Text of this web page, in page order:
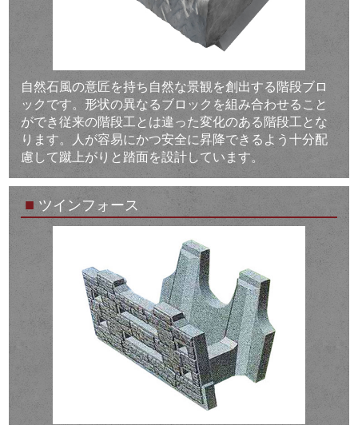
自然石風の意匠を持ち自然な景観を創出する階段ブロ
ックです。形状の異なるブロックを組み合わせること
ができ従来の階段工とは違った変化のある階段工とな
ります。人が容易にかつ安全に昇降できるよう十分配
慮して蹴上がりと踏面を設計しています。
■ ツインフォース